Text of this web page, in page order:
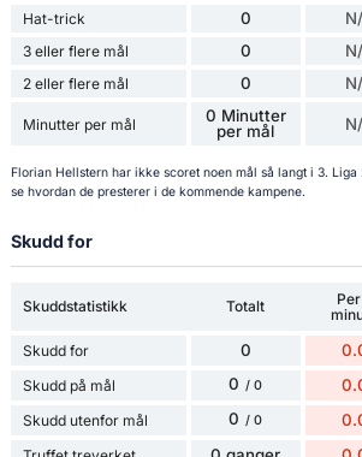
Hat-trick 0
3 eller flere mål 0
2 eller flere mål 0
Minutter per mål
0 Minutter
per mål
Florian Hellstern har ikke scoret noen mål så langt i 3.
se hvordan de presterer i de kommende kampene.
Skudd for
Skuddstatistikk Totalt
Skudd for 0
Skudd på mål 0 / 0
Skudd utenfor mål 0 / 0